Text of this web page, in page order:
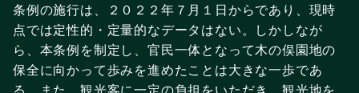
条例の施行は、２０２２年７月１日からであり、現時
点では定性的・定量的なデータはない。しかしなが
ら、本条例を制定し、官民一体となって木の俣園地の
保全に向かって歩みを進めたことは大きな一歩であ
る。また、観光客に一定の負担をいただき、観光地を